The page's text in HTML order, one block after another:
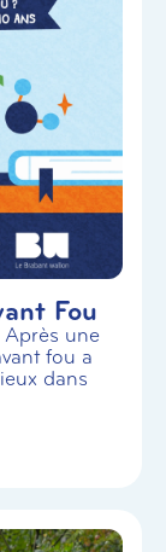
Fou
une
fou a
dans